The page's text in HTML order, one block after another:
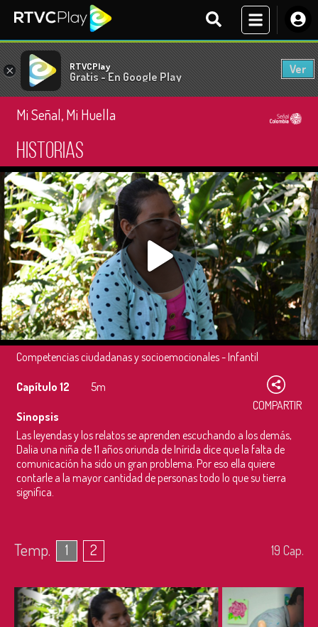
× RTVCPlay
Gratis - En Google Play
Ver
Mi Señal, Mi Huella
Historias
Competencias ciudadanas y socioemocionales - Infantil
Capítulo 12
5m
COMPARTIR
Sinopsis
Las leyendas y los relatos se aprenden escuchando a los demás,
Dalia una niña de 11 años oriunda de Inírida dice que la falta de
comunicación ha sido un gran problema. Por eso ella quiere
contarle a la mayor cantidad de personas todo lo que su tierra
significa.
Temp. 1 2 19 Cap.